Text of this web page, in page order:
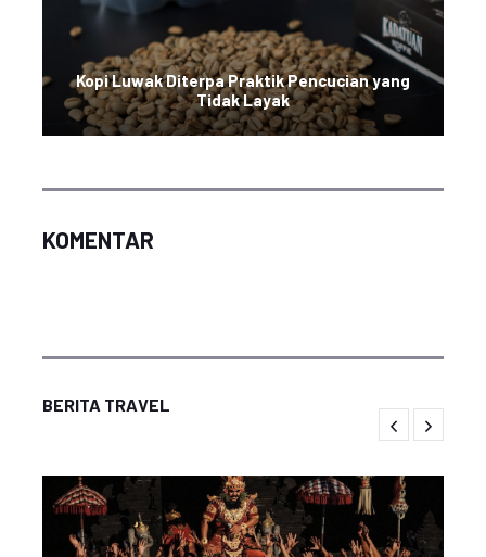
Kopi Luwak Diterpa Praktik Pencucian yang
Tidak Layak
KOMENTAR
BERITA TRAVEL